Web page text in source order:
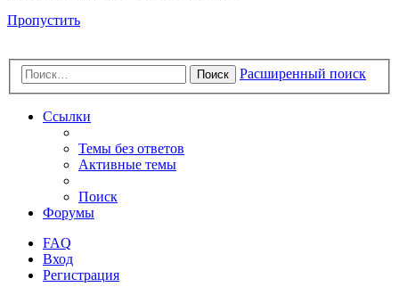
Пропустить
Поиск Расширенный поиск
Ссылки
Темы без ответов
Активные темы
Поиск
Форумы
FAQ
Вход
Регистрация